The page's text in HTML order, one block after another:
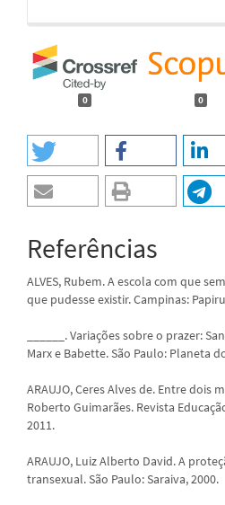
0 0
Referências
ALVES, Rubem. A escola com que
que pudesse existir. Campinas:
______. Variações sobre o prazer:
Marx e Babette. São Paulo: Planeta
ARAUJO, Ceres Alves de. Entre dois
Roberto Guimarães. Revista
2011.
ARAUJO, Luiz Alberto David. A
transexual. São Paulo: Saraiva, 2000.